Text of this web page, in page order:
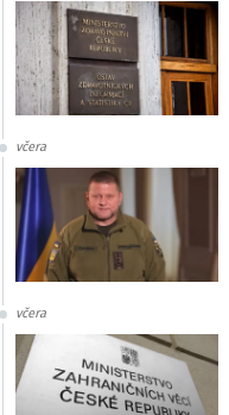
včera
včera